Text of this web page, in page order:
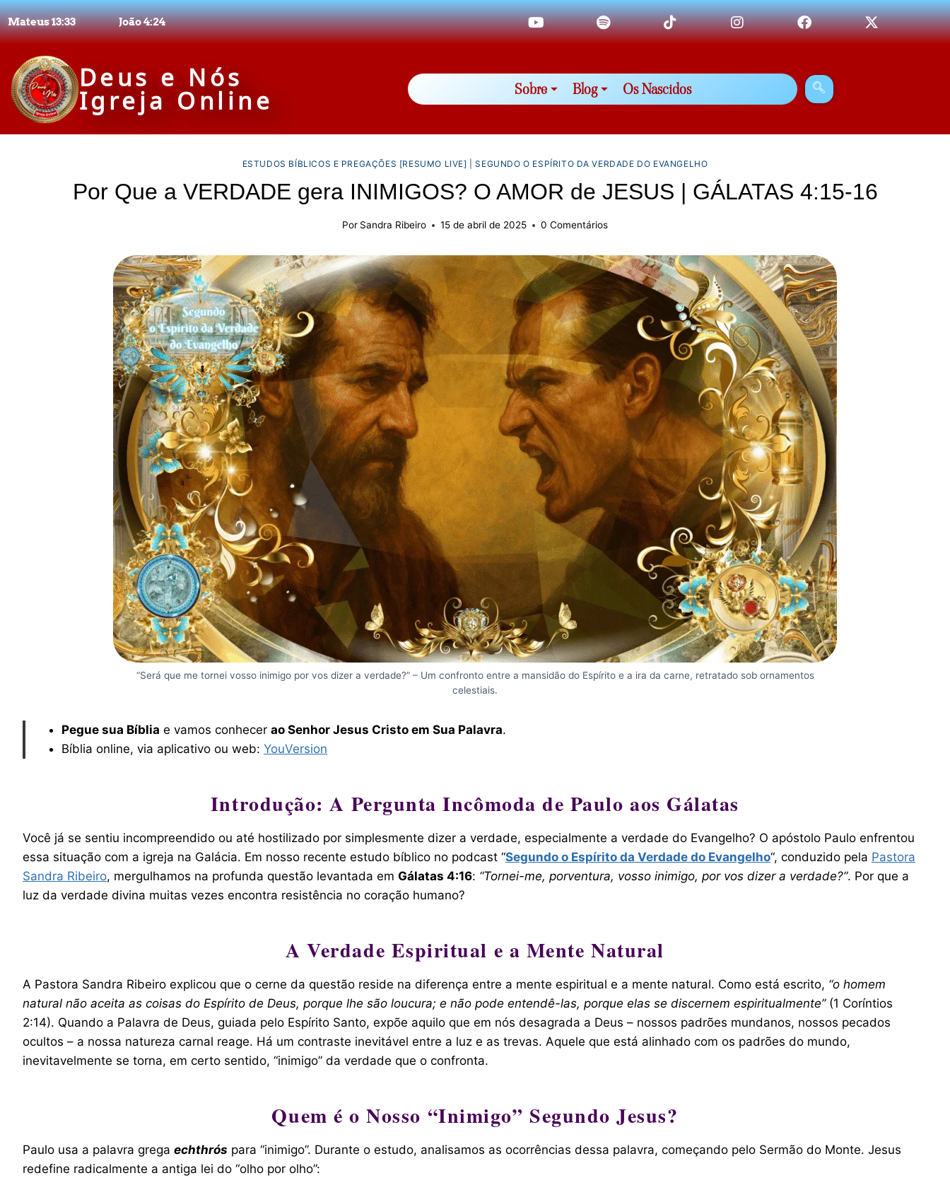
Mateus 13:33 João 4:24
Deus e Nós
Igreja Online Sobre Blog Os Nascidos
ESTUDOS BÍBLICOS E PREGAÇÕES [RESUMO LIVE] |SEGUNDO O ESPÍRITO DA VERDADE DO EVANGELHO
Por Que a VERDADE gera INIMIGOS? O AMOR de JESUS | GÁLATAS 4:15-16
Por Sandra Ribeiro 15 de abril de 2025 0 Comentários
“Será que me tornei vosso inimigo por vos dizer a verdade?” – Um confronto entre a mansidão do Espírito e a ira da carne, retratado sob ornamentos
celestiais.
Pegue sua Bíblia e vamos conhecer ao Senhor Jesus Cristo em Sua Palavra.
Bíblia online, via aplicativo ou web: YouVersion
Introdução: A Pergunta Incômoda de Paulo aos Gálatas
Você já se sentiu incompreendido ou até hostilizado por simplesmente dizer a verdade, especialmente a verdade do Evangelho? O apóstolo Paulo enfrentou
essa situação com a igreja na Galácia. Em nosso recente estudo bíblico no podcast “Segundo o Espírito da Verdade do Evangelho“, conduzido pela Pastora
Sandra Ribeiro, mergulhamos na profunda questão levantada em Gálatas 4:16: “Tornei-me, porventura, vosso inimigo, por vos dizer a verdade?”. Por que a
luz da verdade divina muitas vezes encontra resistência no coração humano?
A Verdade Espiritual e a Mente Natural
A Pastora Sandra Ribeiro explicou que o cerne da questão reside na diferença entre a mente espiritual e a mente natural. Como está escrito, “o homem
natural não aceita as coisas do Espírito de Deus, porque lhe são loucura; e não pode entendê-las, porque elas se discernem espiritualmente”(1 Coríntios
2:14). Quando a Palavra de Deus, guiada pelo Espírito Santo, expõe aquilo que em nós desagrada a Deus – nossos padrões mundanos, nossos pecados
ocultos – a nossa natureza carnal reage. Há um contraste inevitável entre a luz e as trevas. Aquele que está alinhado com os padrões do mundo,
inevitavelmente se torna, em certo sentido, “inimigo” da verdade que o confronta.
Quem é o Nosso “Inimigo” Segundo Jesus?
Paulo usa a palavra grega echthrós para “inimigo”. Durante o estudo, analisamos as ocorrências dessa palavra, começando pelo Sermão do Monte. Jesus
redefine radicalmente a antiga lei do “olho por olho”: